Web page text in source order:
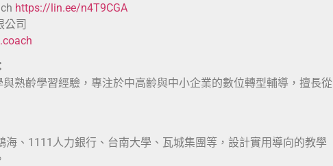
https://lin.ee/n4T9CGA
公司
熟齡學習經驗，專注於中高齡與中小企業的數位轉型輔導，擅長從
海、1111人力銀行、台南大學、瓦城集團等，設計實用導向的教學